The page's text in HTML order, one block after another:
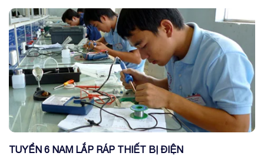
TUYỂN 6 NAM LẮP RÁP THIẾT BỊ ĐIỆN